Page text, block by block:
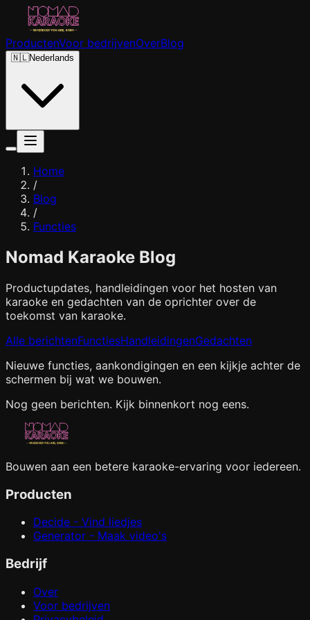
ProductenVoor bedrijvenOverBlog
🇳🇱Nederlands
Home
/
Blog
/
Functies
Nomad Karaoke Blog
Productupdates, handleidingen voor het hosten van
karaoke en gedachten van de oprichter over de
toekomst van karaoke.
Alle berichtenFunctiesHandleidingenGedachten
Nieuwe functies, aankondigingen en een kijkje achter de
schermen bij wat we bouwen.
Nog geen berichten. Kijk binnenkort nog eens.
Bouwen aan een betere karaoke-ervaring voor iedereen.
Producten
Decide - Vind liedjes
Generator - Maak video's
Bedrijf
Over
Voor bedrijven